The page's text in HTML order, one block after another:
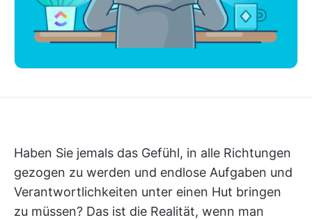
Haben Sie jemals das Gefühl, in alle Richtungen
gezogen zu werden und endlose Aufgaben und
Verantwortlichkeiten unter einen Hut bringen
zu müssen? Das ist die Realität, wenn man